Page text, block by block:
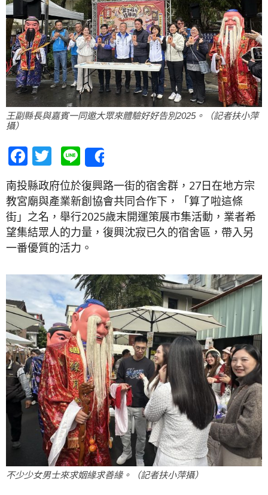
王副縣長與嘉賓一同邀大眾來體驗好好告別2025。（記者扶小萍
攝）
Facebook
Twitter
Line
南投縣政府位於復興路一街的宿舍群，27日在地方宗
教宮廟與產業新創協會共同合作下，「算了啦這條
街」之名，舉行2025歲末開運策展市集活動，業者希
望集結眾人的力量，復興沈寂已久的宿舍區，帶入另
一番優質的活力。
不少少女男士來求姻緣求善緣。（記者扶小萍攝）